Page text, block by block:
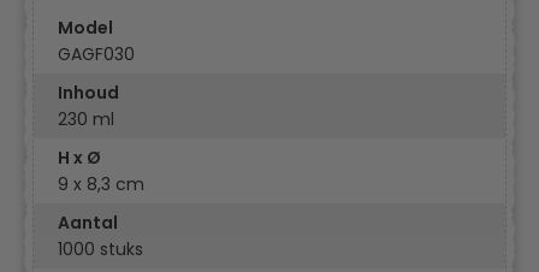
Model
GAGF030
Inhoud
230 ml
H x Ø
9 x 8,3 cm
Aantal
1000 stuks